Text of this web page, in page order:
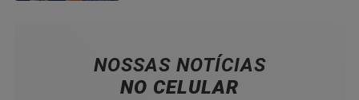
NOSSAS NOTÍCIAS
NO CELULAR